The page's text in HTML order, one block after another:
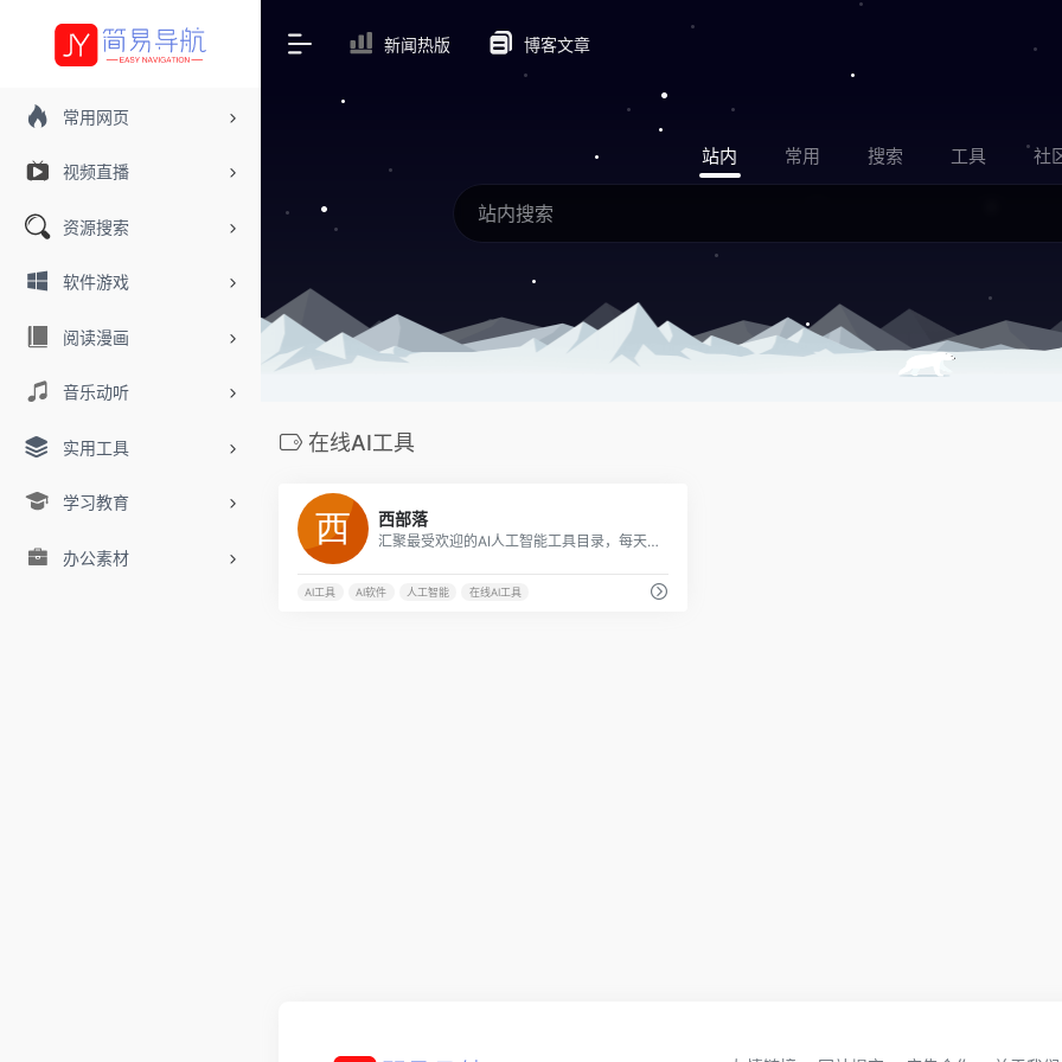
常用网页
视频直播
资源搜索
软件游戏
阅读漫画
音乐动听
实用工具
学习教育
办公素材
新闻热版 博客文章
站内 常用 搜索 工具 社
在线AI工具
西部落
汇聚最受欢迎的AI人工智能工具目录，每天更新新的人工智能工具，按照不同的分类进行发布，如AI方案助手、市场营销、图像生成和视频编辑。
AI工具 AI软件 人工智能 在线AI工具